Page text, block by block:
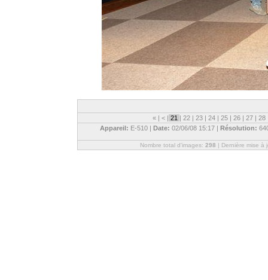
« | < | 21 | 22 | 23 | 24 | 25 | 26 | 27 | 28
Appareil: E-510 | Date: 02/06/08 15:17 | Résolution:
Nombre total d'images: 298 | Dernière mise à